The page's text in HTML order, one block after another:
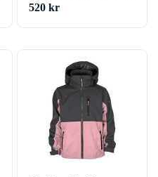
520 kr